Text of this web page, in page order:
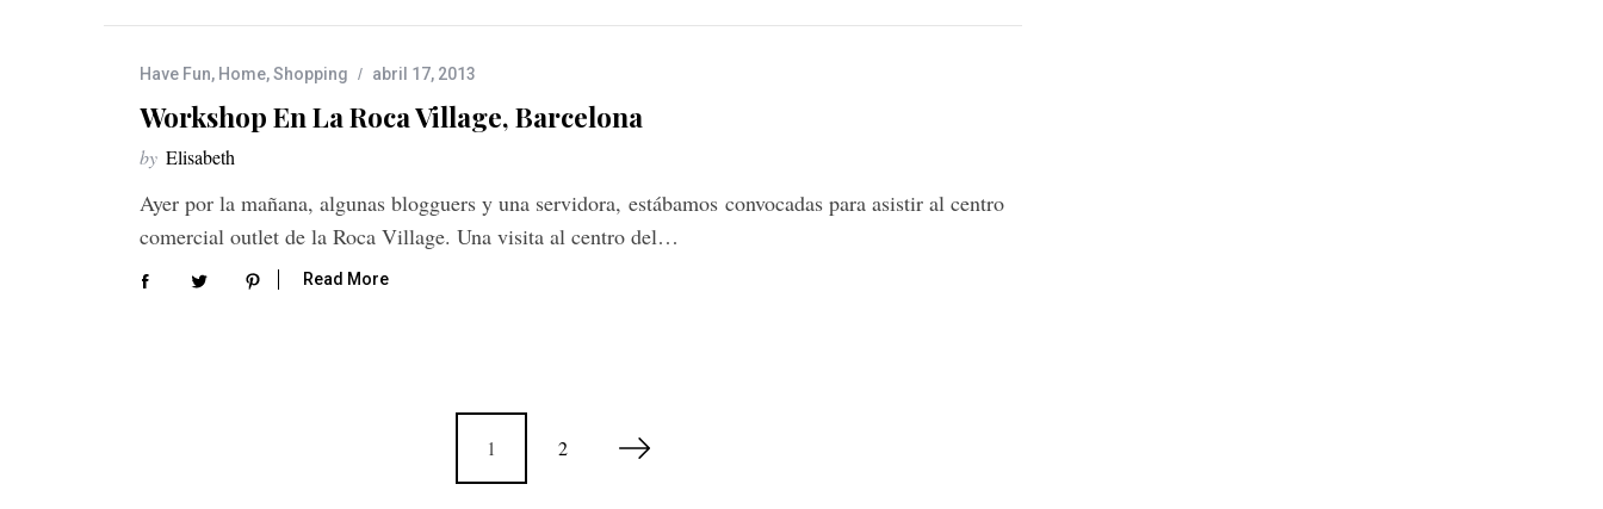
Have Fun, Home,Shopping abril 17, 2013
Workshop En La Roca Village, Barcelona
by Elisabeth
Ayer por la mañana, algunas blogguers y una servidora, estábamos convocadas para asistir al centro
comercial outlet de la Roca Village. Una visita al centro del…
Read More
1 2